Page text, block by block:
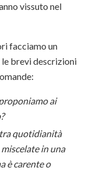
vissuto nel
facciamo un
brevi descrizioni
ai
quotidianità
in una
è carente o